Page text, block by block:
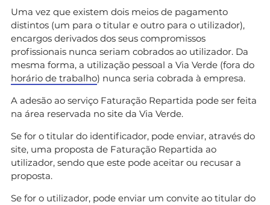
Uma vez que existem dois meios de pagamento
distintos (um para o titular e outro para o utilizador),
encargos derivados dos seus compromissos
profissionais nunca seriam cobrados ao utilizador. Da
mesma forma, a utilização pessoal a Via Verde (fora do
horário de trabalho) nunca seria cobrada à empresa.
A adesão ao serviço Faturação Repartida pode ser feita
na área reservada no site da Via Verde.
Se for o titular do identificador, pode enviar, através do
site, uma proposta de Faturação Repartida ao
utilizador, sendo que este pode aceitar ou recusar a
proposta.
Se for o utilizador, pode enviar um convite ao titular do